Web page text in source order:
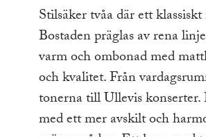
Stilsäker tvåa där ett
Bostaden präglas av rena
varm och ombonad med
och kvalitet. Från
tonerna till Ullevis konserter.
med ett mer avskilt och